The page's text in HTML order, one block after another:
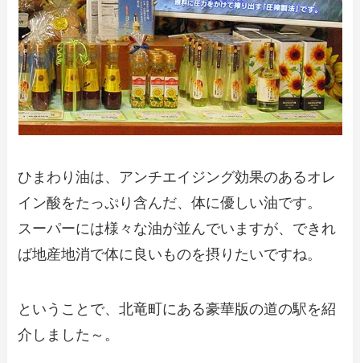
ひまわり油は、アンチエイジング効果のあるオレ
イン酸をたっぷり含んだ、体に優しい油です。
スーパーには様々な油が並んでいますが、できれ
ば地産地消で体に良いものを摂りたいですね。
ということで、北竜町にある豪華版の道の駅を紹
介しました～。